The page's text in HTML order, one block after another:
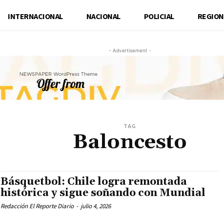
INTERNACIONAL NACIONAL POLICIAL REGION
- Advertisement -
TAG
Baloncesto
Básquetbol: Chile logra remontada
histórica y sigue soñando con Mundial
Redacción El Reporte Diario - julio 4, 2026